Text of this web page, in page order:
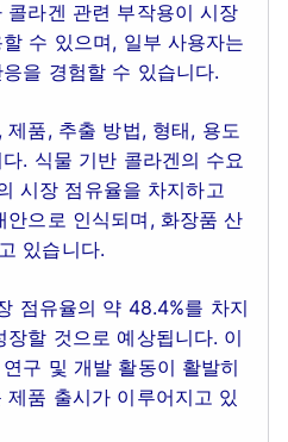
콜라겐 관련 부작용이 시장
수 있으며, 일부 사용자는
을 경험할 수 있습니다.
품, 추출 방법, 형태, 용도
. 식물 기반 콜라겐의 수요
시장 점유율을 차지하고
으로 인식되며, 화장품 산
있습니다.
점유율의 약 48.4%를 차지
할 것으로 예상됩니다. 이
구 및 개발 활동이 활발히
품 출시가 이루어지고 있